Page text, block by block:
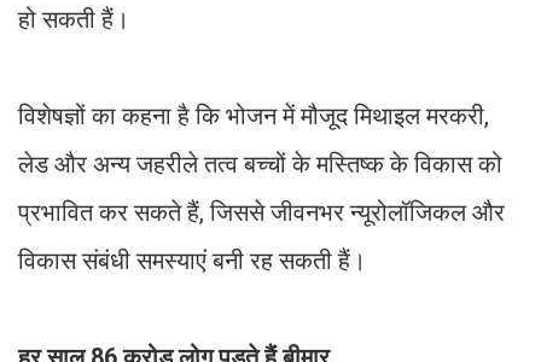
हो सकती हैं।
विशेषज्ञों का कहना है कि भोजन में मौजूद मिथाइल मरकरी,
लेड और अन्य जहरीले तत्व बच्चों के मस्तिष्क के विकास को
प्रभावित कर सकते हैं, जिससे जीवनभर न्यूरोलॉजिकल और
विकास संबंधी समस्याएं बनी रह सकती हैं।